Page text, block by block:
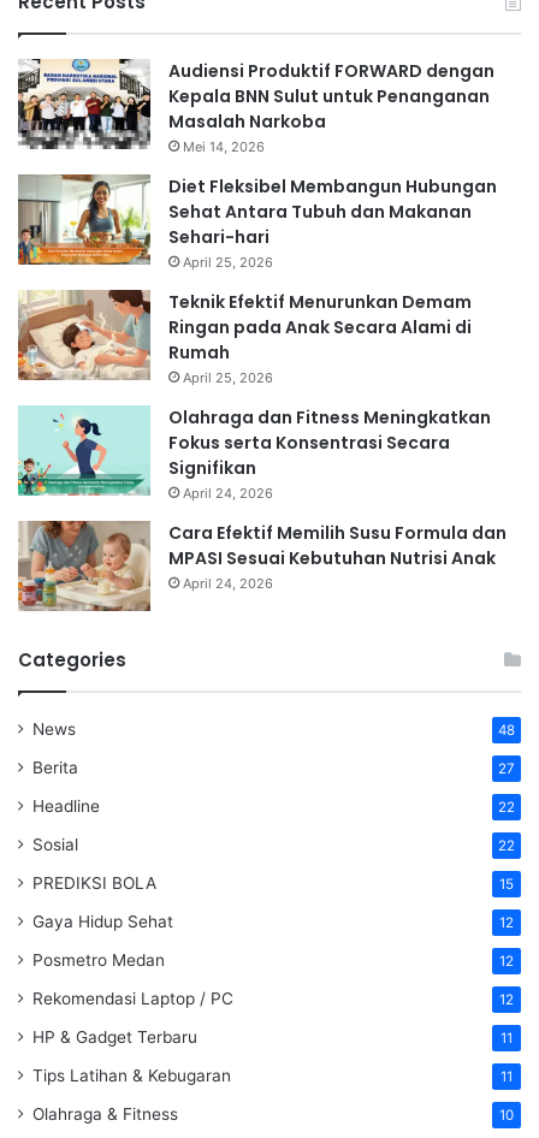
Audiensi Produktif FORWARD dengan
Kepala BNN Sulut untuk Penanganan
Masalah Narkoba
Mei 14, 2026
Diet Fleksibel Membangun Hubungan
Sehat Antara Tubuh dan Makanan
Sehari-hari
April 25, 2026
Teknik Efektif Menurunkan Demam
Ringan pada Anak Secara Alami di
Rumah
April 25, 2026
Olahraga dan Fitness Meningkatkan
Fokus serta Konsentrasi Secara
Signifikan
April 24, 2026
Cara Efektif Memilih Susu Formula dan
MPASI Sesuai Kebutuhan Nutrisi Anak
April 24, 2026
Categories
News 48
Berita 27
Headline 22
Sosial 22
PREDIKSI BOLA 15
Gaya Hidup Sehat 12
Posmetro Medan 12
Rekomendasi Laptop / PC 12
HP & Gadget Terbaru 11
Tips Latihan & Kebugaran 11
Olahraga & Fitness 10